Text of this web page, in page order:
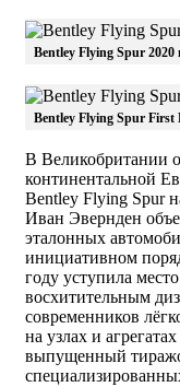
Bentley Flying Spur 2020
Bentley Flying Spur First
В Великобритании
континентальной
Bentley Flying Spur
Иван Эвернден
эталонных
инициативном
году уступила
восхитительным
современников
на узлах и
выпущенный